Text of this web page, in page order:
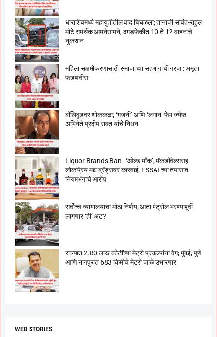
धाराशिवमध्ये महायुतीतील वाद चिघळला; तानाजी सावंत-राहुल
मोटे समर्थक आमनेसामने, दगडफेकीत 10 ते 12 वाहनांचे
नुकसान
महिला सक्षमीकरणासाठी समाजाच्या सहभागाची गरज : अमृता
फडणवीस
बॉलिवूडवर शोककळा; ‘गजनी’ आणि ‘लगान’ फेम ज्येष्ठ
अभिनेते प्रदीप रावत यांचे निधन
Liquor Brands Ban : ‘ओल्ड मॉंक’, मॅकडॉवेल्ससह
लोकप्रिय मद्य ब्रँड्सवर कारवाई; FSSAI च्या तपासात
नियमभंगाचे आरोप
सर्वोच्च न्यायालयाचा मोठा निर्णय; आता पेट्रोल भरण्यापूर्वी
लागणार ‘ही’ अट?
राज्यात 2.80 लाख कोटींच्या मेट्रो प्रकल्पांना वेग; मुंबई, पुणे
आणि नागपुरात 683 किमीचे मेट्रो जाळे उभारणार
WEB STORIES